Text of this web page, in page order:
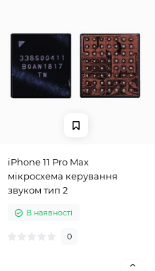
iPhone 11 Pro Max
мікросхема керування
звуком тип 2
В наявності
0